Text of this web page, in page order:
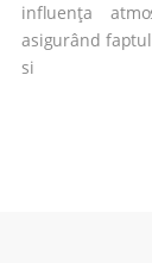
influența
asigurând
si